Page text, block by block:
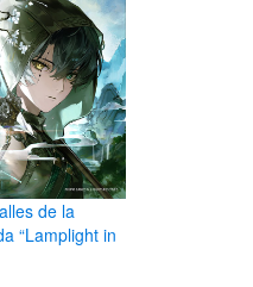
de la
“Lamplight in